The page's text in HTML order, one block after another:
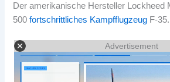
Der amerikanische Hersteller Lockheed
500fortschrittliches Kampfflugzeug F-35.
Advertisement